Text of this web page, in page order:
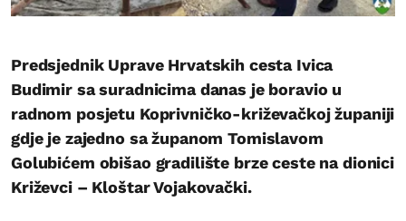
Predsjednik Uprave Hrvatskih cesta Ivica
Budimir sa suradnicima danas je boravio u
radnom posjetu Koprivničko-križevačkoj županiji
gdje je zajedno sa županom Tomislavom
Golubićem obišao gradilište brze ceste na dionici
Križevci – Kloštar Vojakovački.